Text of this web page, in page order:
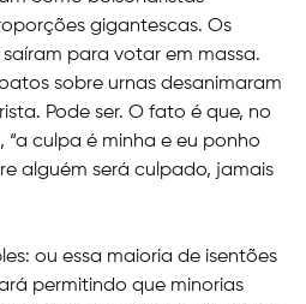
gigantescas. Os
para votar em massa.
sobre urnas desanimaram
Pode ser. O fato é que, no
“a culpa é minha e eu ponho
alguém será culpado, jamais
ou essa maioria de isentões
permitindo que minorias